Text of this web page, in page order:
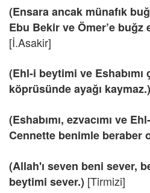
(Ensara ancak münafık
Ebu Bekir ve Ömer’e buğz
[İ.Asakir]
(Ehl-i beytimi ve Eshabımı
köprüsünde ayağı kaymaz.)
(Eshabımı, ezvacımı ve
Cennette benimle beraber
(Allah'ı seven beni sever,
beytimi sever.) [Tirmizi]